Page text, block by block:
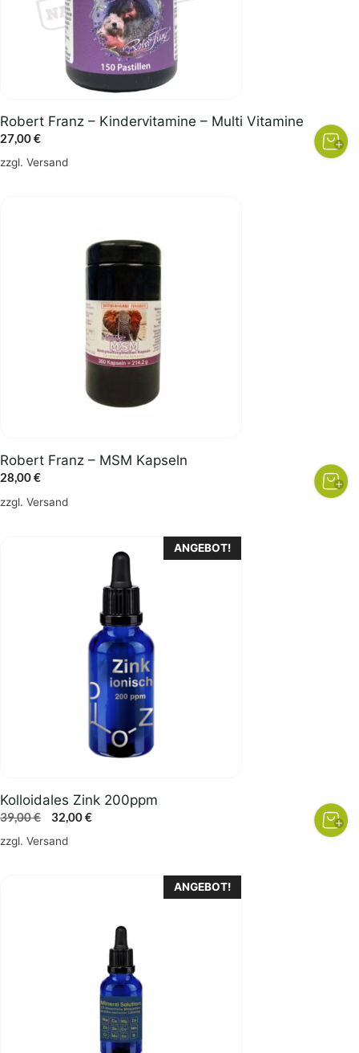
Robert Franz – Kindervitamine – Multi Vitamine
27,00€
zzgl. Versand
Robert Franz – MSM Kapseln
28,00€
zzgl. Versand
ANGEBOT!
Kolloidales Zink 200ppm
39,00€
Ursprünglicher
Preis
32,00€Aktueller
zzgl. Versand
ANGEBOT!